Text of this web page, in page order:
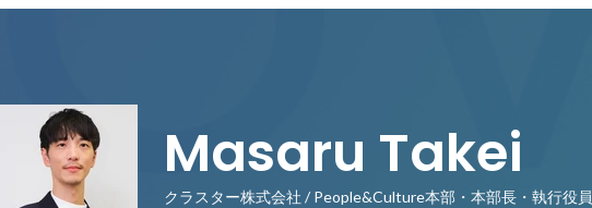
Masaru Takei
クラスター株式会社 / People&Culture本部・本部長・執行役員